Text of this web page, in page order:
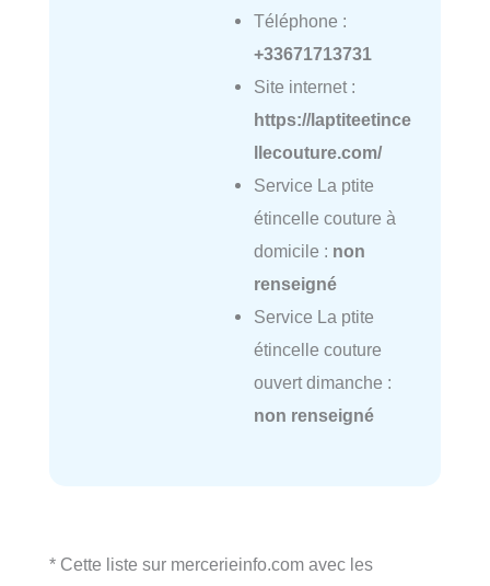
Téléphone :
+33671713731
Site internet :
https://laptiteetince
llecouture.com/
Service La ptite
étincelle couture à
domicile : non
renseigné
Service La ptite
étincelle couture
ouvert dimanche :
non renseigné
* Cette liste sur mercerieinfo.com avec les